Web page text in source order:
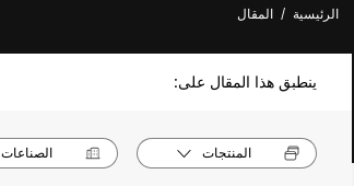
الرئيسية / المقال
ينطبق هذا المقال على:
المنتجات الصناعات